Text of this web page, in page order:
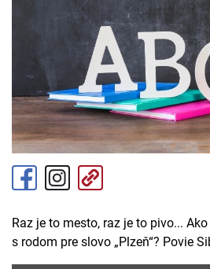
Raz je to mesto, raz je to pivo...
s rodom pre slovo „Plzeň“? Povie